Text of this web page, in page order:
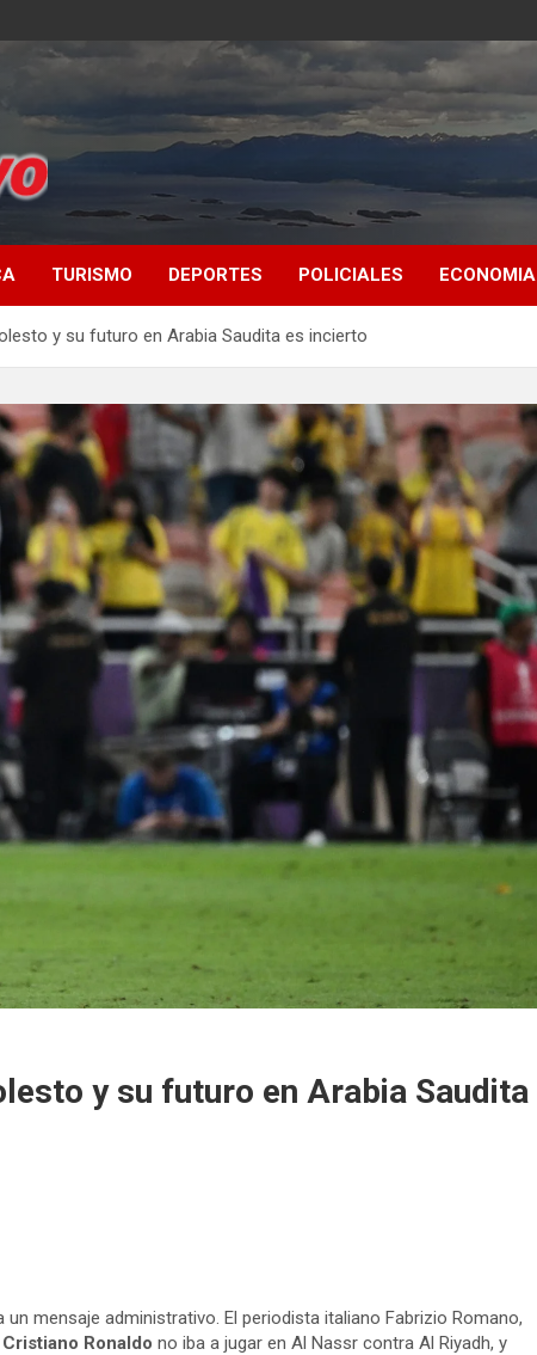
TURISMO DEPORTES POLICIALES ECONOMIA
y su futuro en Arabia Saudita es incierto
y su futuro en Arabia Saudita
mensaje administrativo. El periodista italiano Fabrizio Romano,
Cristiano Ronaldo no iba a jugar en Al Nassr contra Al Riyadh, y